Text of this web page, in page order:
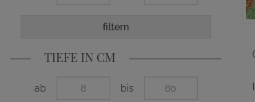
filtern
TIEFE IN CM
ab bis